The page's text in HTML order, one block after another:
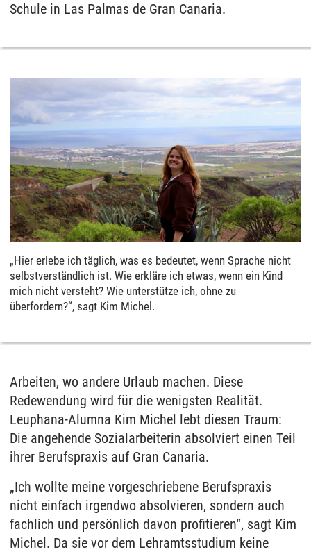
Schule in Las Palmas de Gran Canaria.
„Hier erlebe ich täglich, was es bedeutet, wenn Sprache nicht
selbstverständlich ist. Wie erkläre ich etwas, wenn ein Kind
mich nicht versteht? Wie unterstütze ich, ohne zu
überfordern?“, sagt Kim Michel.
Arbeiten, wo andere Urlaub machen. Diese
Redewendung wird für die wenigsten Realität.
Leuphana-Alumna Kim Michel lebt diesen Traum:
Die angehende Sozialarbeiterin absolviert einen Teil
ihrer Berufspraxis auf Gran Canaria.
„Ich wollte meine vorgeschriebene Berufspraxis
nicht einfach irgendwo absolvieren, sondern auch
fachlich und persönlich davon profitieren“, sagt Kim
Michel. Da sie vor dem Lehramtsstudium keine